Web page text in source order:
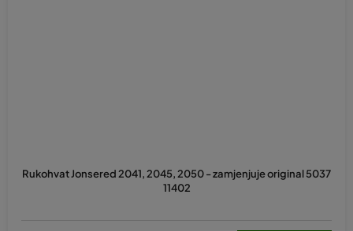
Rukohvat Jonsered 2041, 2045, 2050 - zamjenjuje original 5037
11402